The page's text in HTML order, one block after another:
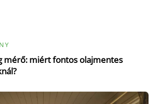
mérő: miért fontos olajmentes